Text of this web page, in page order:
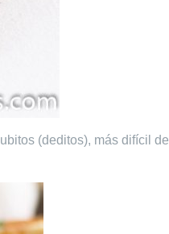
(deditos), más difícil de